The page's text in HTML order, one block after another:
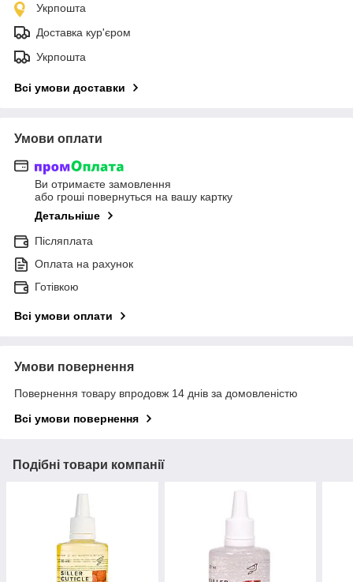
Укрпошта
Доставка кур'єром
Укрпошта
Всі умови доставки
Умови оплати
Ви отримаєте замовлення
або гроші повернуться на вашу картку
Детальніше
Післяплата
Оплата на рахунок
Готівкою
Всі умови оплати
Умови повернення
Повернення товару впродовж 14 днів за домовленістю
Всі умови повернення
Подібні товари компанії